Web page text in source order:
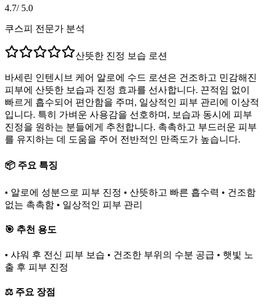
4.7/ 5.0
쿠스피 전문가 분석
산뜻한 진정 보습 로션
바세린 인텐시브 케어 알로에 수드 로션은 건조하고 민감해진
피부에 산뜻한 보습과 진정 효과를 선사합니다. 끈적임 없이
빠르게 흡수되어 편안함을 주며, 일상적인 피부 관리에 이상적
입니다. 특히 가벼운 사용감을 선호하며, 보습과 동시에 피부
진정을 원하는 분들에게 추천합니다. 촉촉하고 부드러운 피부
를 유지하는 데 도움을 주어 전반적인 만족도가 높습니다.
📦 주요 특징
• 알로에 성분으로 피부 진정 • 산뜻하고 빠른 흡수력 • 건조함
없는 촉촉함 • 일상적인 피부 관리
🎯 추천 용도
• 샤워 후 전신 피부 보습 • 건조한 부위의 수분 공급 • 햇빛 노
출 후 피부 진정
⚖️ 주요 장점